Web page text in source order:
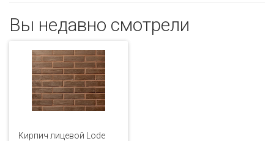
Вы недавно смотрели
Кирпич лицевой Lode